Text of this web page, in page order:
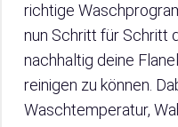
richtige
nun Schritt für Schritt
nachhaltig deine
reinigen zu können.
Waschtemperatur,